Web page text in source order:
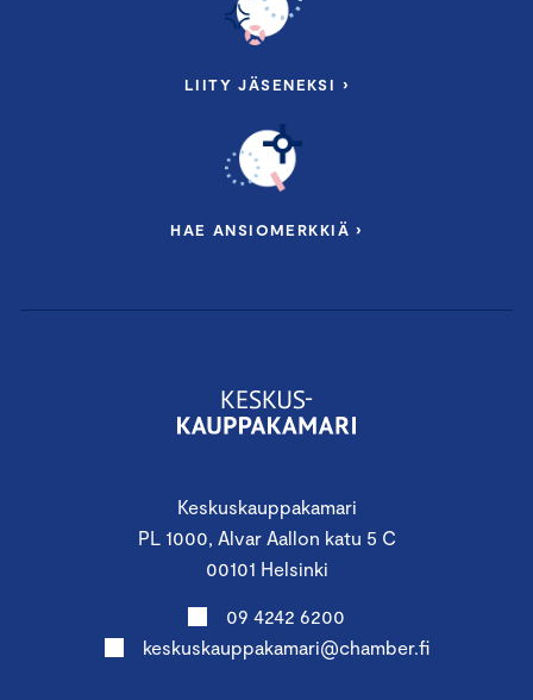
Keskuskauppakamari
PL 1000, Alvar Aallon katu 5 C
00101 Helsinki
09 4242 6200
keskuskauppakamari@chamber.fi
LIITY JÄSENEKSI ›
HAE ANSIOMERKKIÄ ›